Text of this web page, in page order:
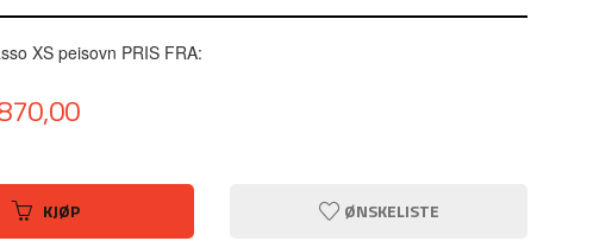
XS peisovn PRIS FRA:
KJØP ØNSKELISTE